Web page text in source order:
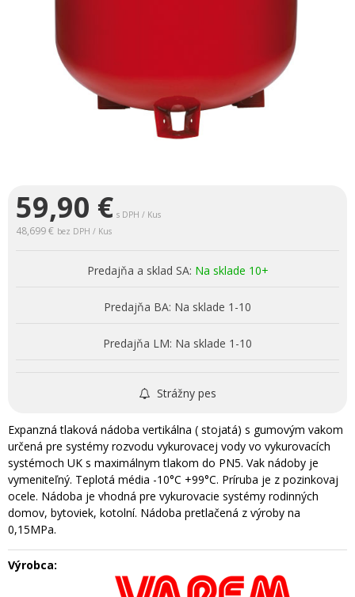
59,90 € s DPH / Kus
48,699 € bez DPH / Kus
Predajňa a sklad SA: Na sklade 10+
Predajňa BA: Na sklade 1-10
Predajňa LM: Na sklade 1-10
Strážny pes
Expanzná tlaková nádoba vertikálna ( stojatá) s gumovým vakom
určená pre systémy rozvodu vykurovacej vody vo vykurovacích
systémoch UK s maximálnym tlakom do PN5. Vak nádoby je
vymeniteľný. Teplotá média -10°C +99°C. Príruba je z pozinkovaj
ocele. Nádoba je vhodná pre vykurovacie systémy rodinných
domov, bytoviek, kotolní. Nádoba pretlačená z výroby na
0,15MPa.
Výrobca: